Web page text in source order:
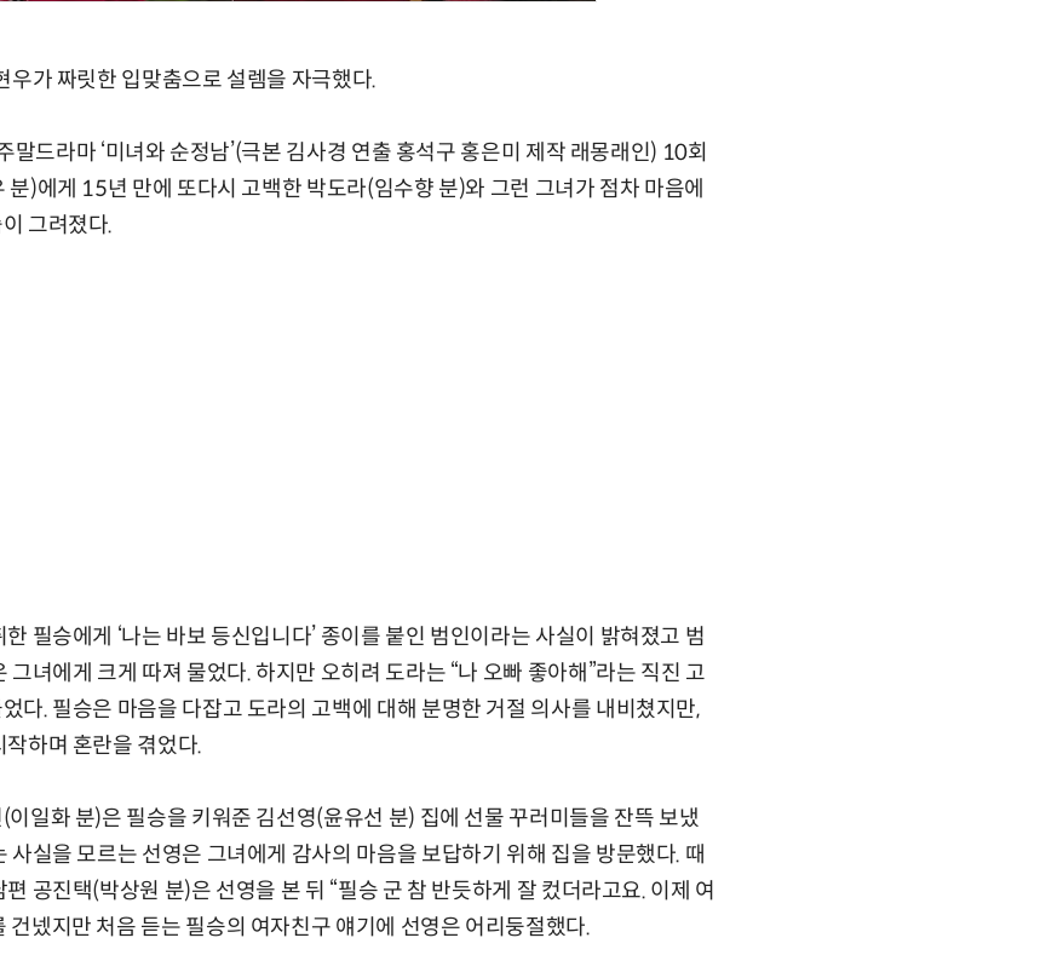
우가 짜릿한 입맞춤으로 설렘을 자극했다.
드라마 ‘미녀와 순정남’(극본 김사경 연출 홍석구 홍은미 제작 래몽래인) 10회
)에게 15년 만에 또다시 고백한 박도라(임수향 분)와 그런 그녀가 점차 마음에
그려졌다.
필승에게 ‘나는 바보 등신입니다’ 종이를 붙인 범인이라는 사실이 밝혀졌고 범
그녀에게 크게 따져 물었다. 하지만 오히려 도라는 “나 오빠 좋아해”라는 직진 고
다. 필승은 마음을 다잡고 도라의 고백에 대해 분명한 거절 의사를 내비쳤지만,
하며 혼란을 겪었다.
일화 분)은 필승을 키워준 김선영(윤유선 분) 집에 선물 꾸러미들을 잔뜩 보냈
사실을 모르는 선영은 그녀에게 감사의 마음을 보답하기 위해 집을 방문했다. 때
공진택(박상원 분)은 선영을 본 뒤 “필승 군 참 반듯하게 잘 컸더라고요. 이제 여
건넸지만 처음 듣는 필승의 여자친구 얘기에 선영은 어리둥절했다.